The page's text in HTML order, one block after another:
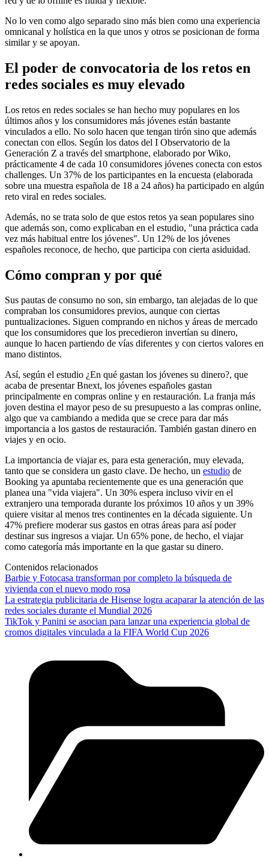
No lo ven como algo separado sino más bien como una experiencia
omnicanal y holística en la que unos y otros se posicionan de forma
similar y se apoyan.
El poder de convocatoria de los retos en
redes sociales es muy elevado
Los retos en redes sociales se han hecho muy populares en los
últimos años y los consumidores más jóvenes están bastante
vinculados a ello. No solo hacen que tengan tirón sino que además
conectan con ellos. Según los datos del I Observatorio de la
Generación Z a través del smartphone, elaborado por Wiko,
prácticamente 4 de cada 10 consumidores jóvenes conecta con estos
challenges. Un 37% de los participantes en la encuesta (elaborada
sobre una muestra española de 18 a 24 años) ha participado en algún
reto viral en redes sociales.
Además, no se trata solo de que estos retos ya sean populares sino
que además son, como explicaban en el estudio, "una práctica cada
vez más habitual entre los jóvenes". Un 12% de los jóvenes
españoles reconoce, de hecho, que participa con cierta asiduidad.
Cómo compran y por qué
Sus pautas de consumo no son, sin embargo, tan alejadas de lo que
compraban los consumidores previos, aunque con ciertas
puntualizaciones. Siguen comprando en nichos y áreas de mercado
que los consumidores que los precedieron invertían su dinero,
aunque lo hacen partiendo de vías diferentes y con ciertos valores en
mano distintos.
Así, según el estudio ¿En qué gastan los jóvenes su dinero?, que
acaba de presentar Bnext, los jóvenes españoles gastan
principalmente en compras online y en restauración. La franja más
joven destina el mayor peso de su presupuesto a las compras online,
algo que va cambiando a medida que se crece para dar más
importancia a los gastos de restauración. También gastan dinero en
viajes y en ocio.
La importancia de viajar es, para esta generación, muy elevada,
tanto que se considera un gasto clave. De hecho, un estudio de
Booking ya apuntaba recientemente que es una generación que
planea una "vida viajera". Un 30% espera incluso vivir en el
extranjero una temporada durante los próximos 10 años y un 39%
quiere visitar al menos tres continentes en la década siguiente. Un
47% prefiere moderar sus gastos en otras áreas para así poder
destinar sus ingresos a viajar. Un 65% pone, de hecho, el viajar
como categoría más importante en la que gastar su dinero.
Contenidos relacionados
Barbie y Fotocasa transforman por completo la búsqueda de
vivienda con el nuevo modo rosa
La estrategia publicitaria de Hisense logra acaparar la atención de las
redes sociales durante el Mundial 2026
TikTok y Panini se asocian para lanzar una experiencia global de
cromos digitales vinculada a la FIFA World Cup 2026